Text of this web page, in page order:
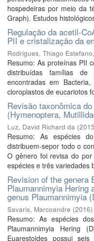
hospedeiras por meio da
Graph). Estudos
Regulação da acetil-
PII e cristalização da
Rodrigues, Thiago
Resumo: As proteínas PII
distribuídas famílias de
encontradas em
cloroplastos de eucariotos
Revisão taxonômica
(Hymenoptera,
Luz, David Richard da (2015
Resumo: As espécies
distribuem-sepor todo o
O gênero foi revisa do
espécies e três variedades
Revision of the genera
Plaumannimyia Hering
genus Plaumannimyia
Savaris, Marcoandre (2016)
Resumo: As espécies
Plaumannimyia Hering
Euarestoides possui